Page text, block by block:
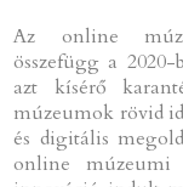
Az online
összefügg a
azt kísérő
múzeumok rövid
és digitális
online múzeumi